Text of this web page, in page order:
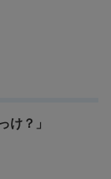
け？」